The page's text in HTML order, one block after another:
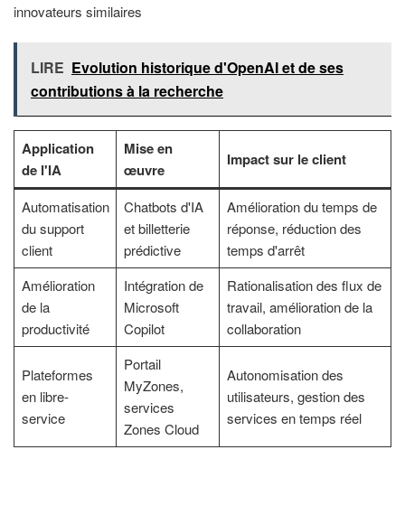
innovateurs similaires
LIRE Evolution historique d'OpenAI et de ses
contributions à la recherche
Application
de l'IA
Mise en
œuvre
Impact sur le client
Automatisation
du support
client
Chatbots d'IA
et billetterie
prédictive
Amélioration du temps de
réponse, réduction des
temps d'arrêt
Amélioration
de la
productivité
Intégration de
Microsoft
Copilot
Rationalisation des flux de
travail, amélioration de la
collaboration
Plateformes
en libre-
service
Portail
MyZones,
services
Zones Cloud
Autonomisation des
utilisateurs, gestion des
services en temps réel